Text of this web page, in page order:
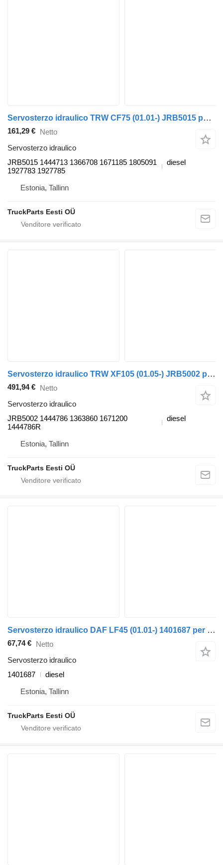
Servosterzo idraulico TRW CF75 (01.01-) JRB5015 per trattore stradale DAF LF45, LF55, LF180, CF65, CF75, CF85 (2001-)
161,29 € Netto
Servosterzo idraulico
JRB5015 1444713 1366708 1671185 1805091
1927783 1927785
diesel
Estonia, Tallinn
TruckParts Eesti OÜ
Servosterzo idraulico TRW XF105 (01.05-) JRB5002 per trattore stradale DAF XF95, XF105 (2001-2014)
491,94 € Netto
Servosterzo idraulico
JRB5002 1444786 1363860 1671200
1444786R
diesel
Estonia, Tallinn
TruckParts Eesti OÜ
Servosterzo idraulico DAF LF45 (01.01-) 1401687 per trattore stradale DAF LF45, LF55, LF180, CF65, CF75, CF85 (2001-)
67,74 € Netto
Servosterzo idraulico
1401687
diesel
Estonia, Tallinn
TruckParts Eesti OÜ